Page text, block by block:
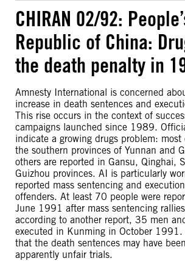
CHIRAN 02/92:
Republic of China:
the death penalty in
Amnesty International is concerned
increase in death sentences and
This rise occurs in the context of
campaigns launched since 1989.
indicate a growing drugs problem: most
the southern provinces of Yunnan and
others are reported in Gansu, Qinghai,
Guizhou provinces. AI is particularly
reported mass sentencing and
offenders. At least 70 people were
June 1991 after mass sentencing
according to another report, 35 men
executed in Kunming in October 1991.
that the death sentences may have
apparently unfair trials.